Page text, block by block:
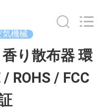
気機械
り散布器 環
ROHS / FCC